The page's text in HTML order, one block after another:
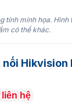
tính minh họa.
có thể khác.
nối
liên hệ